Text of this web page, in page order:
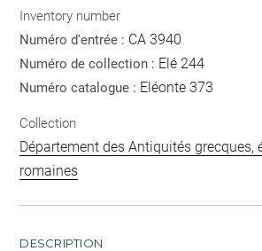
Inventory number
Numéro d'entrée : CA 3940
Numéro de collection : Elé 244
Numéro catalogue : Eléonte 373
Collection
Département des Antiquités grecques,
romaines
DESCRIPTION